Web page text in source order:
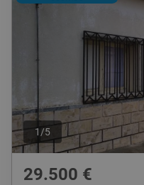
1 /5
29.500 €